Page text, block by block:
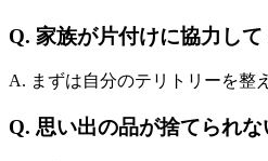
Q. 家族が片付けに協力し
A. まずは自分のテリトリーを整
Q. 思い出の品が捨てられな